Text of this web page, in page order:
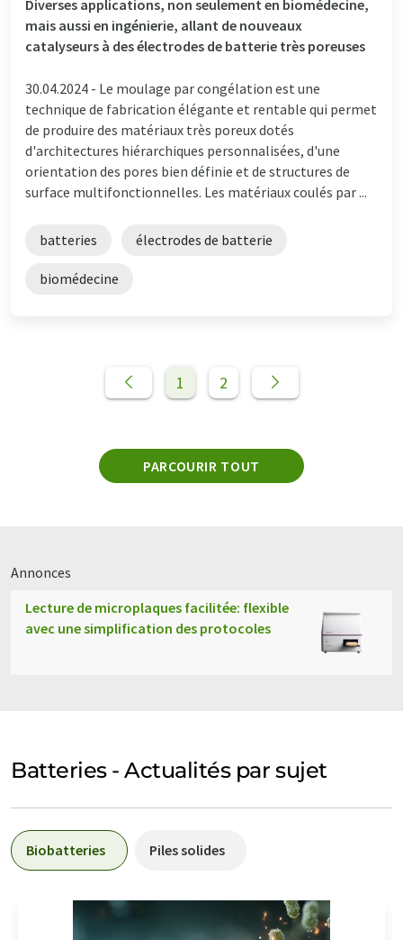
Diverses applications, non seulement en biomédecine,
mais aussi en ingénierie, allant de nouveaux
catalyseurs à des électrodes de batterie très poreuses
30.04.2024 - Le moulage par congélation est une
technique de fabrication élégante et rentable qui permet
de produire des matériaux très poreux dotés
d'architectures hiérarchiques personnalisées, d'une
orientation des pores bien définie et de structures de
surface multifonctionnelles. Les matériaux coulés par ...
batteries électrodes de batterie
biomédecine
1 2
PARCOURIR TOUT
Annonces
Lecture de microplaques facilitée: flexible
avec une simplification des protocoles
Batteries - Actualités par sujet
Biobatteries Piles solides